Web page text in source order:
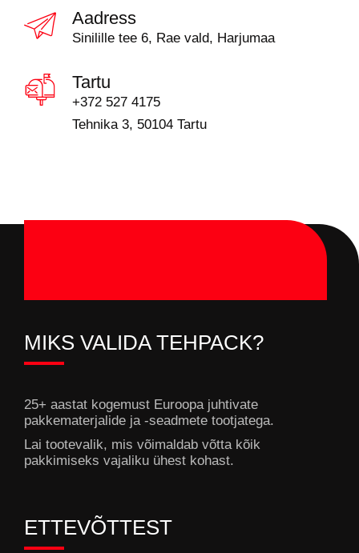
Aadress
Sinilille tee 6, Rae vald, Harjumaa
Tartu
+372 527 4175
Tehnika 3, 50104 Tartu
MIKS VALIDA TEHPACK?
25+ aastat kogemust Euroopa juhtivate
pakkematerjalide ja -seadmete tootjatega.
Lai tootevalik, mis võimaldab võtta kõik
pakkimiseks vajaliku ühest kohast.
ETTEVÕTTEST